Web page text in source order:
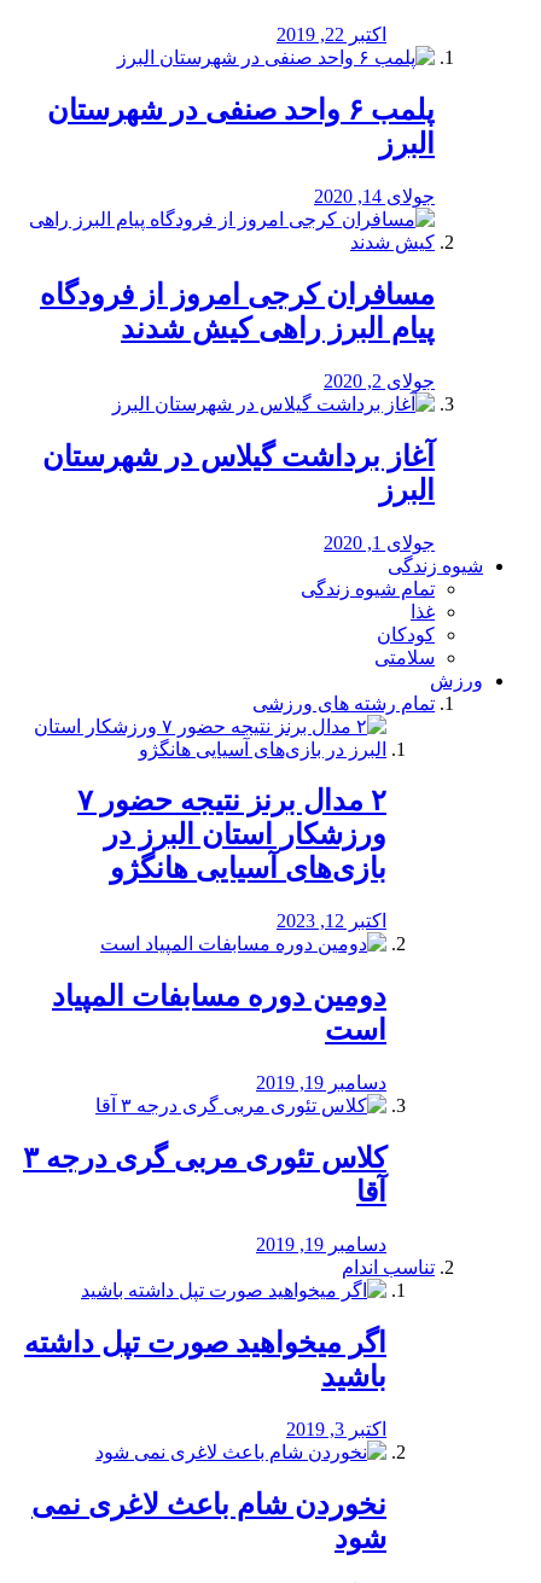
اکتبر 22, 2019
پلمب ۶ واحد صنفی در شهرستان
البرز
جولای 14, 2020
مسافران کرجی امروز از فرودگاه
پیام البرز راهی کیش شدند
جولای 2, 2020
آغاز برداشت گیلاس در شهرستان
البرز
جولای 1, 2020
شیوه زندگی
تمام شیوه زندگی
غذا
کودکان
سلامتی
ورزش
تمام رشته های ورزشی
۲ مدال برنز نتیجه حضور ۷
ورزشکار استان البرز در
بازی‌های آسیایی هانگژو
اکتبر 12, 2023
دومین دوره مسابفات المپیاد
است
دسامبر 19, 2019
کلاس تئوری مربی گری درجه ۳
آقا
دسامبر 19, 2019
تناسب اندام
اگر میخواهید صورت تپل داشته
باشید
اکتبر 3, 2019
نخوردن شام باعث لاغری نمی
‌شود